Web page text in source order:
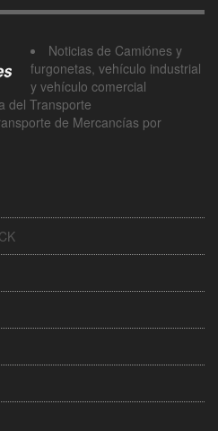
Noticias de Camiónes y
furgonetas, vehículo industrial
y vehículo comercial
del Transporte
de Mercancías por